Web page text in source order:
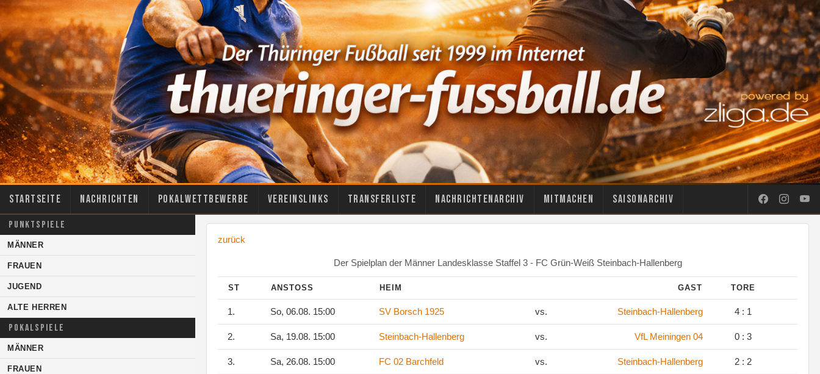
Startseite Nachrichten Pokalwettbewerbe Vereinslinks Transferliste Nachrichtenarchiv Mitmachen Saisonarchiv
PUNKTSPIELE
MÄNNER
FRAUEN
JUGEND
ALTE HERREN
POKALSPIELE
MÄNNER
FRAUEN
zurück
Der Spielplan der Männer Landesklasse Staffel 3 - FC Grün-Weiß Steinbach-Hallenberg
ST ANSTOSS HEIM GAST TORE
1. So, 06.08. 15:00 SV Borsch 1925 vs. Steinbach-Hallenberg 4 : 1
2. Sa, 19.08. 15:00 Steinbach-Hallenberg vs. VfL Meiningen 04 0 : 3
3. Sa, 26.08. 15:00 FC 02 Barchfeld vs. Steinbach-Hallenberg 2 : 2